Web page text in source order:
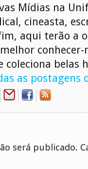
Mídias na
cineasta,
aqui terão a
coleciona belas
as postagens
será publicado.